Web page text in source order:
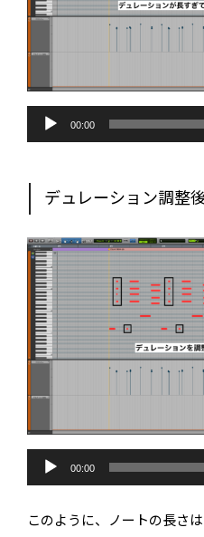
音
プ
ヤ
00:00
デュレーション調整
音
プ
ヤ
00:00
このように、ノートの長さ